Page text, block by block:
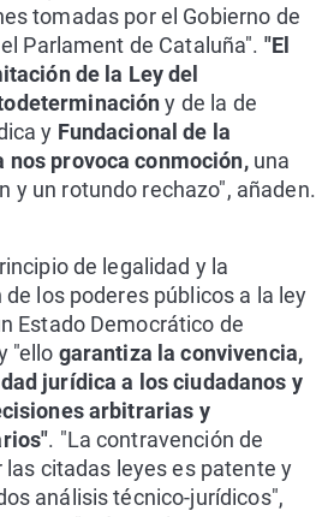
tomadas por el Gobierno de
Parlament de Cataluña". "El
de la Ley del
y de la de
y Fundacional de la
nos provoca conmoción, una
y un rotundo rechazo", añaden.
de legalidad y la
los poderes públicos a la ley
Estado Democrático de
"ello garantiza la convivencia,
jurídica a los ciudadanos y
arbitrarias y
. "La contravención de
citadas leyes es patente y
análisis técnico-jurídicos",